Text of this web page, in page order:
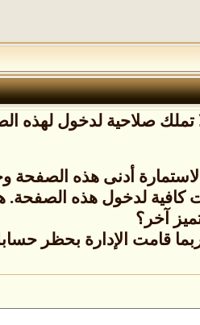
صلاحية لدخول لهذه
أدنى هذه الصفحة
كافية لدخول هذه
آخر؟
قامت الإدارة بحظر